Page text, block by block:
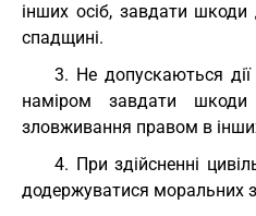
інших осіб, завдати шкоди
спадщині.
3. Не допускаються
наміром завдати
зловживання правом в
4. При здійсненні
додержуватися моральних